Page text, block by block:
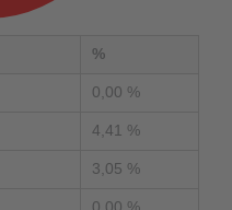
%
0,00 %
4,41 %
3,05 %